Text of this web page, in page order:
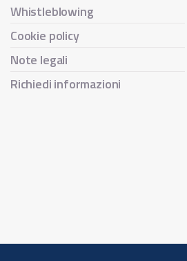
Whistleblowing
Cookie policy
Note legali
Richiedi informazioni